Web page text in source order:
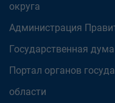
округа
Администрация
Государственная
Портал органов
области